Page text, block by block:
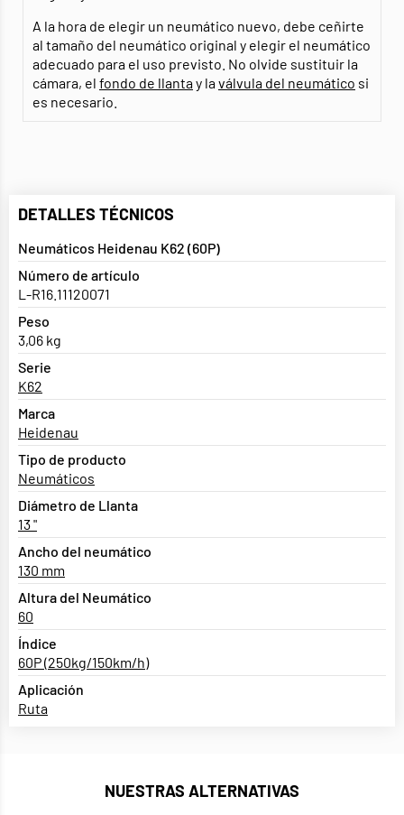
A la hora de elegir un neumático nuevo, debe ceñirte
al tamaño del neumático original y elegir el neumático
adecuado para el uso previsto. No olvide sustituir la
cámara, el fondo de llantay laválvula del neumático si
es necesario.
DETALLES TÉCNICOS
Neumáticos Heidenau K62 (60P)
Número de artículo
L-R16.11120071
Peso
3,06 kg
Serie
K62
Marca
Heidenau
Tipo de producto
Neumáticos
Diámetro de Llanta
13 "
Ancho del neumático
130 mm
Altura del Neumático
60
Índice
60P (250kg/150km/h)
Aplicación
Ruta
NUESTRAS ALTERNATIVAS